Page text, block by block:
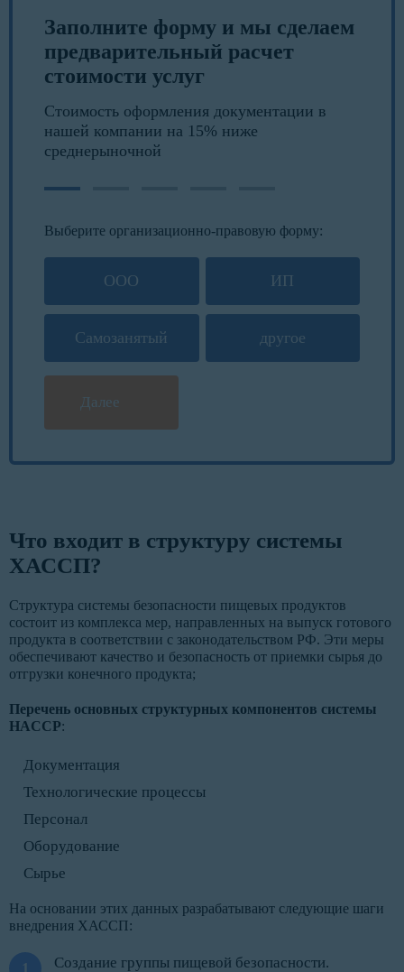
Заполните форму и мы сделаем
предварительный расчет
стоимости услуг
Стоимость оформления документации в
нашей компании на 15% ниже
среднерыночной
Выберите организационно-правовую форму:
ООО ИП
Самозанятый другое
Далее
Что входит в структуру системы
ХАССП?
Структура системы безопасности пищевых продуктов
состоит из комплекса мер, направленных на выпуск готового
продукта в соответствии с законодательством РФ. Эти меры
обеспечивают качество и безопасность от приемки сырья до
отгрузки конечного продукта;
Перечень основных структурных компонентов системы
HACCP:
Документация
Технологические процессы
Персонал
Оборудование
Сырье
На основании этих данных разрабатывают следующие шаги
внедрения ХАССП:
Создание группы пищевой безопасности.